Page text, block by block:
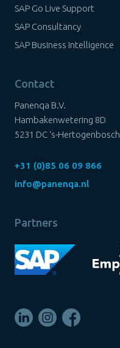
SAP Go Live Support
SAP Consultancy
SAP Business Intelligence
Contact
Panenqa B.V.
Hambakenwetering 8D
5231 DC ‘s-Hertogenbosch
+31 (0)85 06 09 866
info@panenqa.nl
Partners